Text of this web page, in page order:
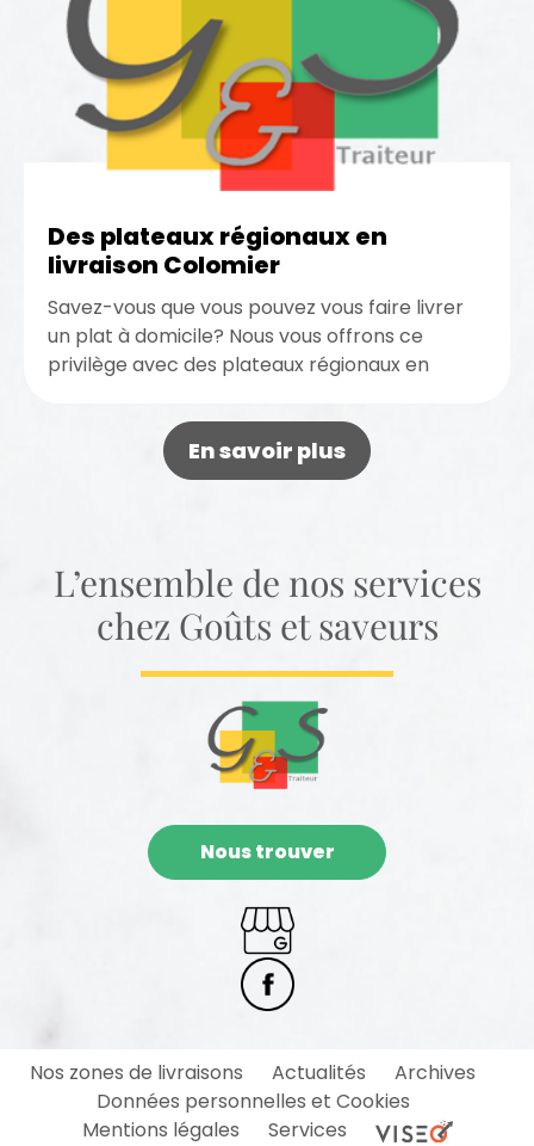
Des plateaux régionaux en
livraison Colomier
Savez-vous que vous pouvez vous faire livrer
un plat à domicile? Nous vous offrons ce
privilège avec des plateaux régionaux en
En savoir plus
L’ensemble de nos services
chez Goûts et saveurs
Nous trouver
Nos zones de livraisons Actualités
Archives
Données personnelles et Cookies
Mentions légales
Services